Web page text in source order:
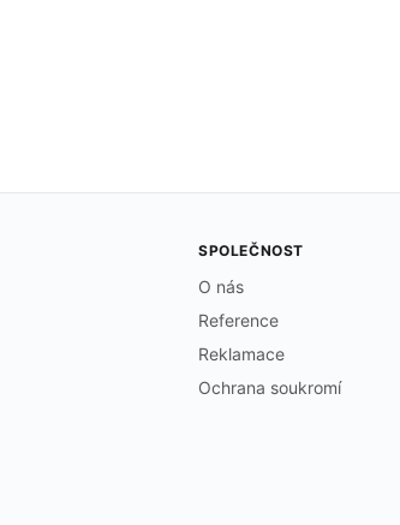
SPOLEČNOST
O nás
Reference
Reklamace
Ochrana soukromí